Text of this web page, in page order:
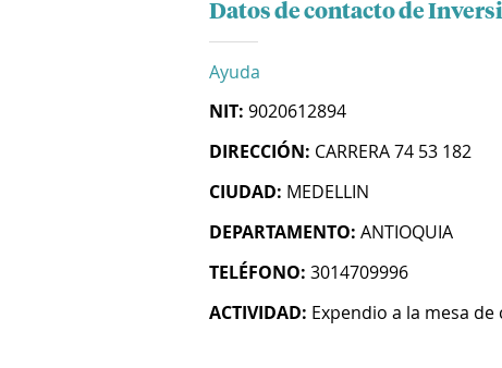
Datos de contacto de
Ayuda
NIT: 9020612894
DIRECCIÓN: CARRERA 74 53 182
CIUDAD: MEDELLIN
DEPARTAMENTO: ANTIOQUIA
TELÉFONO: 3014709996
ACTIVIDAD: Expendio a la mesa